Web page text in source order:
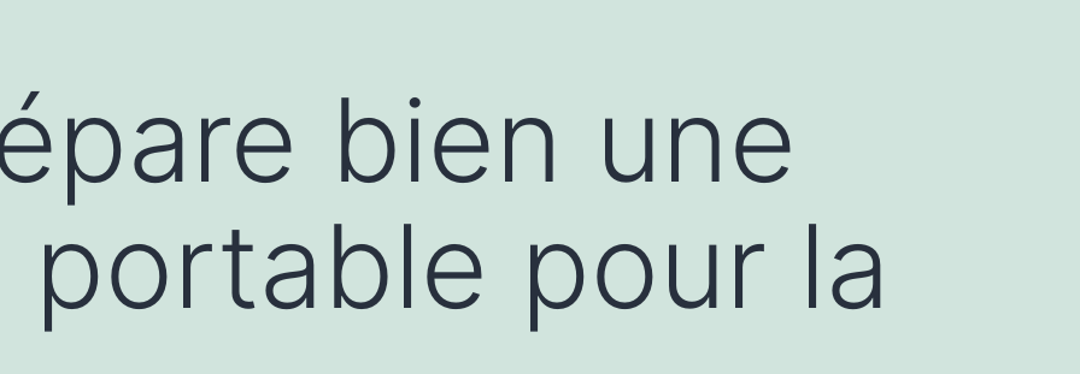
bien une
pour la